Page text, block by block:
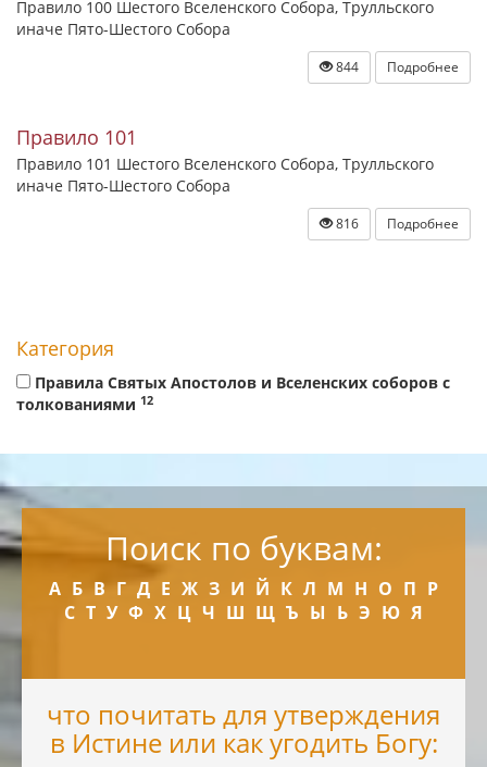
Правило 100 Шестого Вселенского Собора, Трулльского
иначе Пято-Шестого Собора
844 Подробнее
Правило 101
Правило 101 Шестого Вселенского Собора, Трулльского
иначе Пято-Шестого Собора
816 Подробнее
Категория
Правила Святых Апостолов и Вселенских соборов с
толкованиями 12
Поиск по буквам:
А Б В Г Д Е Ж З И Й К Л М Н О П Р
С Т У Ф Х Ц Ч Ш Щ Ъ Ы Ь Э Ю Я
что почитать для утверждения
в Истине или как угодить Богу: